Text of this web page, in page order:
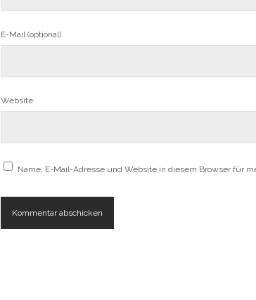
E-Mail (optional)
Website
Name, E-Mail-Adresse und Website in diesem Browser für